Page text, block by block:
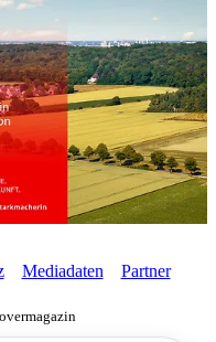
Mediadaten Partner